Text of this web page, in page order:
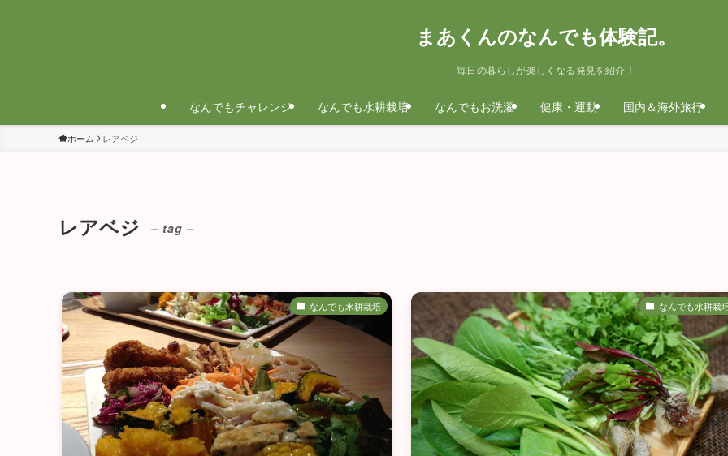
まあくんのなんでも体験記。
毎日の暮らしが楽しくなる発見を紹介！
なんでもチャレンジ なんでも水耕栽培 なんでもお洗濯 健康・運動 国内＆海外旅行
ホーム レアベジ
レアベジ – tag –
なんでも水耕栽培 なんでも水耕栽